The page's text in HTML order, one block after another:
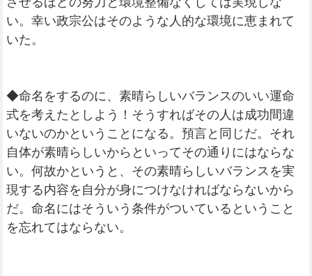
い。幸い政宗公はそのような人的な環境に恵まれて
いた。
◆命名をするのに、素晴らしいバランスのいい運命
式を考えたとしよう！そうすればその人は成功間違
いないのかということになる。預言と同じだ。それ
自体が素晴らしいからといってその通りにはならな
い。何故かというと、その素晴らしいバランスを実
現する内容を自分が身につけなければならないから
だ。命名にはそういう条件がついているということ
を忘れてはならない。